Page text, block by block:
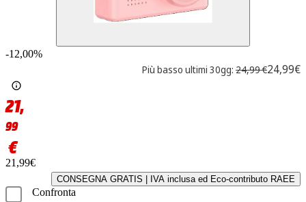
-12,00%
Più basso ultimi 30gg: 24,99 €24,99€
21,
99
€
21,99€
CONSEGNA GRATIS | IVA inclusa ed Eco-contributo RAEE
Confronta